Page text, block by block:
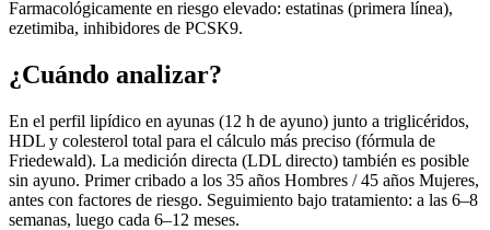
Farmacológicamente en riesgo elevado: estatinas (primera línea),
ezetimiba, inhibidores de PCSK9.
¿Cuándo analizar?
En el perfil lipídico en ayunas (12 h de ayuno) junto a triglicéridos,
HDL y colesterol total para el cálculo más preciso (fórmula de
Friedewald). La medición directa (LDL directo) también es posible
sin ayuno. Primer cribado a los 35 años Hombres / 45 años Mujeres,
antes con factores de riesgo. Seguimiento bajo tratamiento: a las 6–8
semanas, luego cada 6–12 meses.